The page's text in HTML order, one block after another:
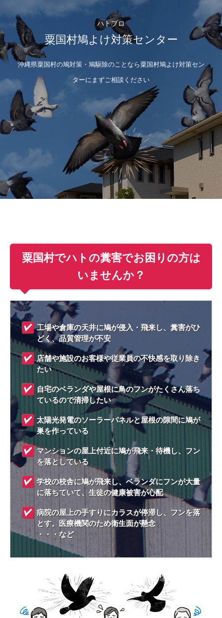
ハトプロ
粟国村鳩よけ対策センター
沖縄県粟国村の鳩対策・鳩駆除のことなら粟国村鳩よけ対策セン
ターにまずご相談ください
粟国村でハトの糞害でお困りの方は
いませんか？
工場や倉庫の天井に鳩が侵入・飛来し、糞害がひ
どく、品質管理が不安
店舗や施設のお客様や従業員の不快感を取り除き
たい
自宅のベランダや屋根に鳥のフンがたくさん落ち
ているので清掃したい
太陽光発電のソーラーパネルと屋根の隙間に鳩が
巣を作っている
マンションの屋上付近に鳩が飛来・待機し、フン
を落としている
学校の校舎に鳩が飛来し、ベランダにフンが大量
に落ちていて、生徒の健康被害が心配
病院の屋上の手すりにカラスが停滞し、フンを落
とす。医療機関のため衛生面が懸念
・・・など